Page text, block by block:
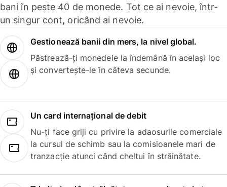
bani în peste 40 de monede. Tot ce ai nevoie, într-
un singur cont, oricând ai nevoie.
Gestionează banii din mers, la nivel global.
Păstrează-ți monedele la îndemână în același loc
și convertește-le în câteva secunde.
Un card internațional de debit
Nu-ți face griji cu privire la adaosurile comerciale
la cursul de schimb sau la comisioanele mari de
tranzacție atunci când cheltui în străinătate.